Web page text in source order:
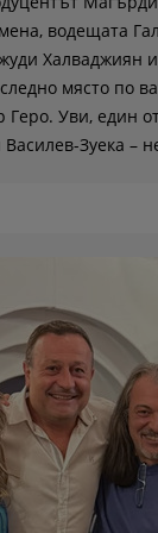
водещата
Халваджиян
място по
Геро. Уви, един
Зуека –